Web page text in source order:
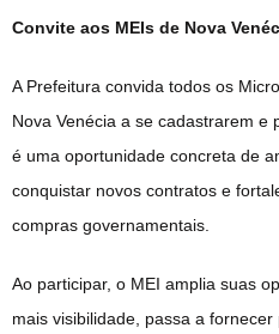
Convite aos MEIs de Nova
A Prefeitura convida todos os
Nova Venécia a se cadastrarem e
é uma oportunidade concreta de
conquistar novos contratos e
compras governamentais.
Ao participar, o MEI amplia suas
mais visibilidade, passa a